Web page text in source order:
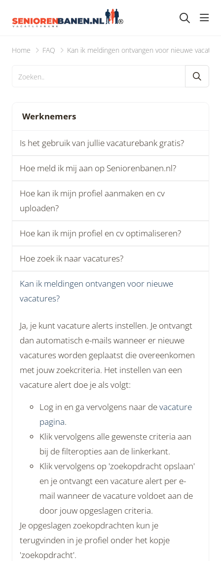
Home FAQ Kan ik meldingen ontvangen voor nieuwe
Werknemers
Is het gebruik van jullie vacaturebank gratis?
Hoe meld ik mij aan op Seniorenbanen.nl?
Hoe kan ik mijn profiel aanmaken en cv
uploaden?
Hoe kan ik mijn profiel en cv optimaliseren?
Hoe zoek ik naar vacatures?
Kan ik meldingen ontvangen voor nieuwe
vacatures?
Ja, je kunt vacature alerts instellen. Je ontvangt
dan automatisch e-mails wanneer er nieuwe
vacatures worden geplaatst die overeenkomen
met jouw zoekcriteria. Het instellen van een
vacature alert doe je als volgt:
Log in en ga vervolgens naar devacature
pagina.
Klik vervolgens alle gewenste criteria aan
bij de filteropties aan de linkerkant.
Klik vervolgens op 'zoekopdracht opslaan'
en je ontvangt een vacature alert per e-
mail wanneer de vacature voldoet aan de
door jouw opgeslagen criteria.
Je opgeslagen zoekopdrachten kun je
terugvinden in je profiel onder het kopje
'zoekopdracht'.